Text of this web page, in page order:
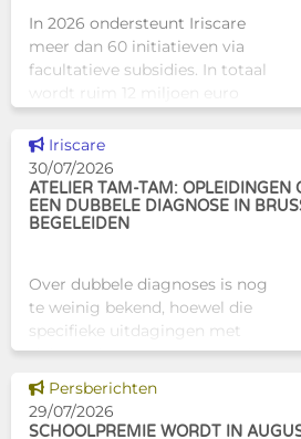
In 2026 ondersteunt Iriscare
meer dan 60 initiatieven via
facultatieve subsidies. In totaal
wordt ruim 12 miljoen euro
Brusselse actoren die actief
zijn op het vlak van gezondhe
Dit nieuws tonen
Iriscare
30/07/2026
ATELIER TAM-TAM: OPLEIDINGEN
EEN DUBBELE DIAGNOSE IN
BEGELEIDEN
Over dubbele diagnoses is nog
te weinig bekend, hoewel die
specifieke uitdagingen met
zich meebrengen voor zowel
professionals als naasten. In
Brussel biedt Atelier Tam-Tam
een concrete oplossing in
Dit nieuws tonen
Persberichten
29/07/2026
SCHOOLPREMIE WORDT IN